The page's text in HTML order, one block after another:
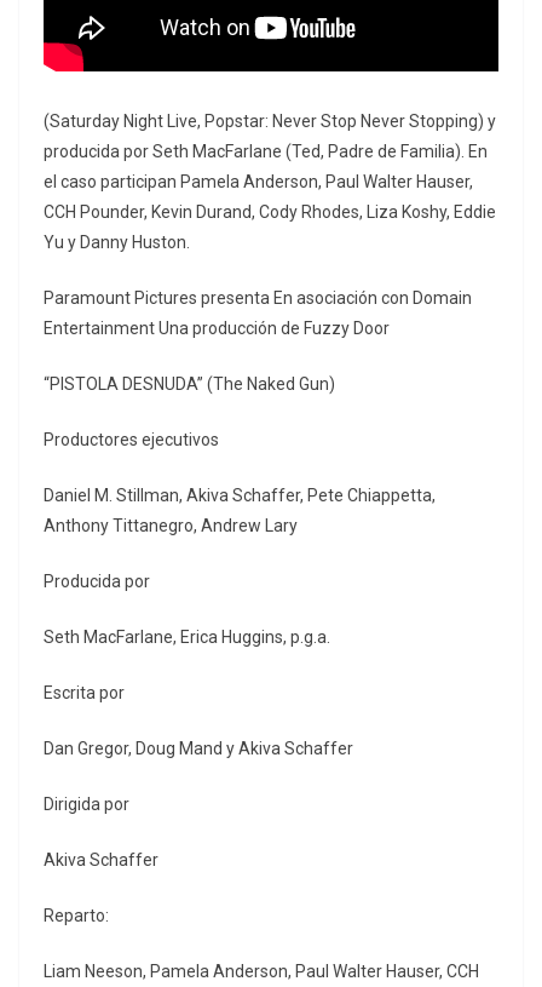
(Saturday Night Live, Popstar: Never Stop Never Stopping) y
producida por Seth MacFarlane (Ted, Padre de Familia). En
el caso participan Pamela Anderson, Paul Walter Hauser,
CCH Pounder, Kevin Durand, Cody Rhodes, Liza Koshy, Eddie
Yu y Danny Huston.
Paramount Pictures presenta En asociación con Domain
Entertainment Una producción de Fuzzy Door
“PISTOLA DESNUDA” (The Naked Gun)
Productores ejecutivos
Daniel M. Stillman, Akiva Schaffer, Pete Chiappetta,
Anthony Tittanegro, Andrew Lary
Producida por
Seth MacFarlane, Erica Huggins, p.g.a.
Escrita por
Dan Gregor, Doug Mand y Akiva Schaffer
Dirigida por
Akiva Schaffer
Reparto:
Liam Neeson, Pamela Anderson, Paul Walter Hauser, CCH